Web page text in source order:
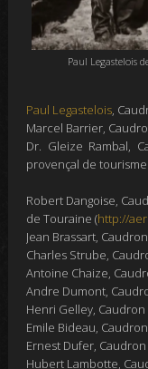
Paul Legastelois
Paul Legastelois,
Marcel Barrier,
Dr. Gleize Rambal,
provençal de
Robert Dangoise,
de Touraine (http://
Jean Brassart,
Charles Strube,
Antoine Chaize,
Andre Dumont,
Henri Gelley, Caudron
Emile Bideau,
Ernest Dufer, Caudron
Hubert Lambotte,